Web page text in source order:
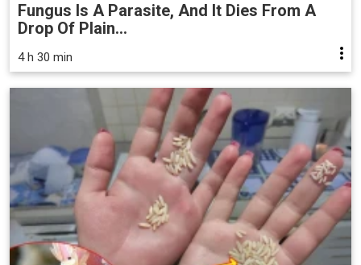
Fungus Is A Parasite, And It Dies From A
Drop Of Plain...
4 h 30 min